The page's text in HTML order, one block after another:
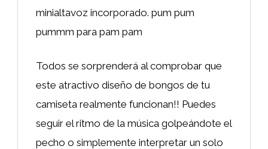
minialtavoz incorporado. pum pum
pummm para pam pam
Todos se sorprenderá al comprobar que
este atractivo diseño de bongos de tu
camiseta realmente funcionan!! Puedes
seguir el ritmo de la música golpeándote el
pecho o simplemente interpretar un solo